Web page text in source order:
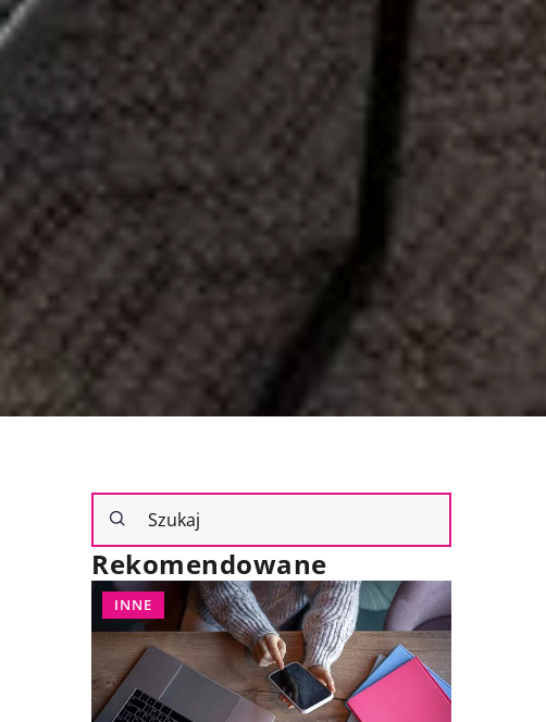
Rekomendowane
INNE